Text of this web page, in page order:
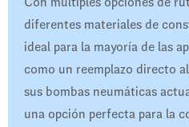
diferentes materiales de
ideal para la mayoría de las
como un reemplazo directo
sus bombas neumáticas
una opción perfecta para la